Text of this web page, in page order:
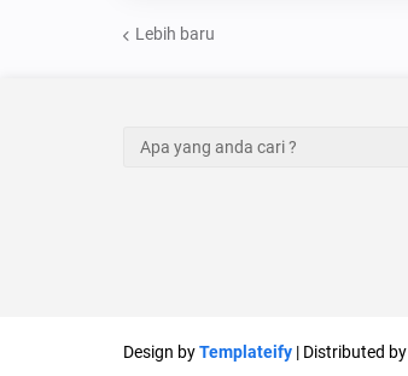
Lebih baru
Design byTemplateify | Distributed by